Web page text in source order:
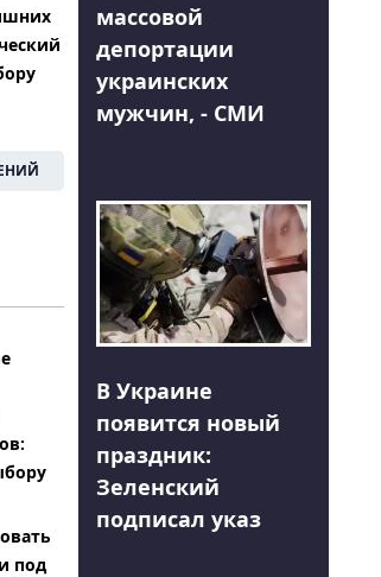
под
массовой
депортации
украинских
мужчин, - СМИ
В Украине
появится новый
праздник:
Зеленский
подписал указ